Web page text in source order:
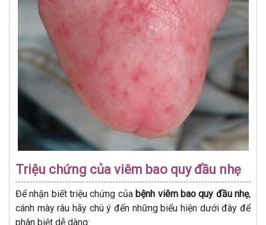
Triệu chứng của viêm bao quy đầu nhẹ
Để nhận biết triệu chứng củabệnh viêm bao quy đầu nhẹ,
cánh mày râu hãy chú ý đến những biểu hiện dưới đây để
phân biệt dễ dàng: